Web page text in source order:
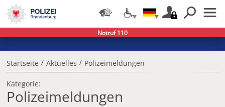
Startseite / Aktuelles / Polizeimeldungen
Kategorie:
Polizeimeldungen
Notruf 110